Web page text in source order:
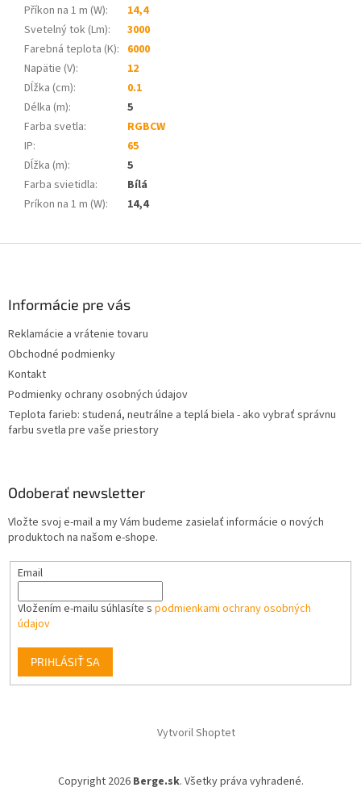
Příkon na 1 m (W):
14,4
Svetelný tok (Lm):
3000
Farebná teplota (K): 6000
Napätie (V):
12
Dĺžka (cm):
0.1
Délka (m):
5
Farba svetla:
RGBCW
IP:
65
Dĺžka (m):
5
Farba svietidla:
Bílá
Príkon na 1 m (W): 14,4
Informácie pre vás
Reklamácie a vrátenie tovaru
Obchodné podmienky
Kontakt
Podmienky ochrany osobných údajov
Teplota farieb: studená, neutrálne a teplá biela - ako vybrať správnu
farbu svetla pre vaše priestory
Odoberať newsletter
Vložte svoj e-mail a my Vám budeme zasielať informácie o nových
produktoch na našom e-shope.
Email
Vložením e-mailu súhlasíte s podmienkami ochrany osobných
údajov
PRIHLÁSIŤ SA
Vytvoril Shoptet
Copyright 2026 Berge.sk. Všetky práva vyhradené.